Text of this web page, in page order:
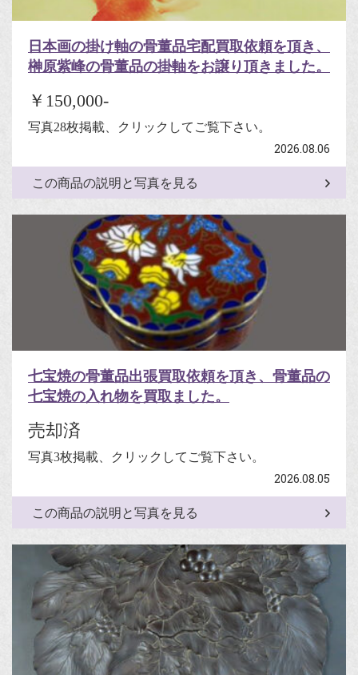
日本画の掛け軸の骨董品宅配買取依頼を頂き、
榊原紫峰の骨董品の掛軸をお譲り頂きました。
￥150,000-
写真28枚掲載、クリックしてご覧下さい。
2026.08.06
この商品の説明と写真を見る
七宝焼の骨董品出張買取依頼を頂き、骨董品の
七宝焼の入れ物を買取ました。
売却済
写真3枚掲載、クリックしてご覧下さい。
2026.08.05
この商品の説明と写真を見る